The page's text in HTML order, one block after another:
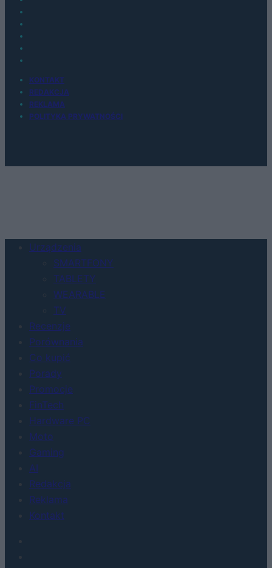
KONTAKT
REDAKCJA
REKLAMA
POLITYKA PRYWATNOŚCI
Urządzenia
SMARTFONY
TABLETY
WEARABLE
TV
Recenzje
Porównania
Co kupić
Porady
Promocje
FinTech
Hardware PC
Moto
Gaming
AI
Redakcja
Reklama
Kontakt